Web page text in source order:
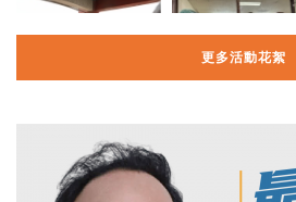
更多活動花絮